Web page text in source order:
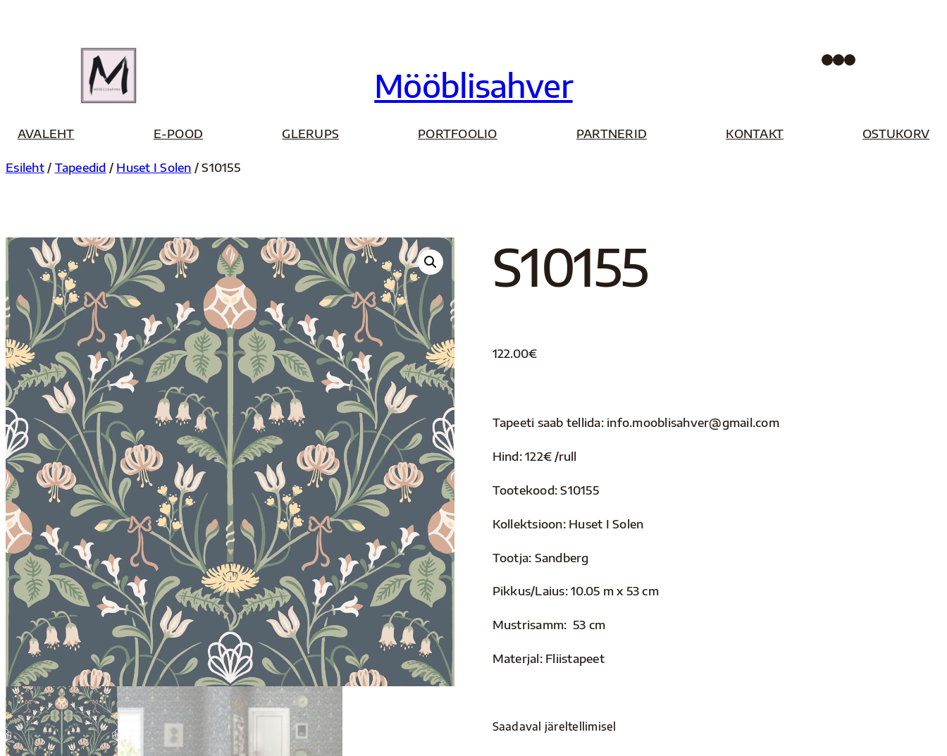
Mööblisahver
Facebook InstagramPinterest
AVALEHT E-POOD GLERUPS PORTFOOLIO PARTNERID KONTAKT OSTUKORV
Esileht/ Tapeedid / Huset I Solen / S10155
S10155
122.00€
Tapeeti saab tellida: info.mooblisahver@gmail.com
Hind: 122€ /rull
Tootekood: S10155
Kollektsioon: Huset I Solen
Tootja: Sandberg
Pikkus/Laius: 10.05 m x 53 cm
Mustrisamm: 53 cm
Materjal: Fliistapeet
Saadaval järeltellimisel